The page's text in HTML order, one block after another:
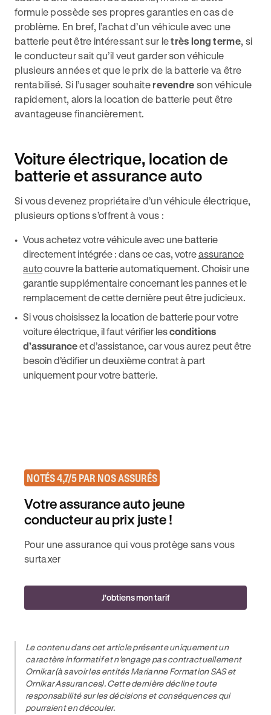
formule possède ses propres garanties en cas de
problème. En bref, l’achat d’un véhicule avec une
batterie peut être intéressant sur letrès long terme, si
le conducteur sait qu’il veut garder son véhicule
plusieurs années et que le prix de la batterie va être
rentabilisé. Si l’usager souhaiterevendre son véhicule
rapidement, alors la location de batterie peut être
avantageuse financièrement.
Voiture électrique, location de
batterie et assurance auto
Si vous devenez propriétaire d’un véhicule électrique,
plusieurs options s’offrent à vous :
Vous achetez votre véhicule avec une batterie
directement intégrée : dans ce cas, votreassurance
autocouvre la batterie automatiquement. Choisir une
garantie supplémentaire concernant les pannes et le
remplacement de cette dernière peut être judicieux.
Si vous choisissez la location de batterie pour votre
voiture électrique, il faut vérifier lesconditions
d’assuranceet d’assistance, car vous aurez peut être
besoin d’édifier un deuxième contrat à part
uniquement pour votre batterie.
NOTÉS 4,7/5 PAR NOS ASSURÉS
Votre assurance auto jeune
conducteur au prix juste !
Pour une assurance qui vous protège sans vous
surtaxer
J'obtiens mon tarif
Le contenu dans cet article présente uniquement un
caractère informatif et n’engage pas contractuellement
Ornikar (à savoir les entités Marianne Formation SAS et
Ornikar Assurances). Cette dernière décline toute
responsabilité sur les décisions et conséquences qui
pourraient en découler.